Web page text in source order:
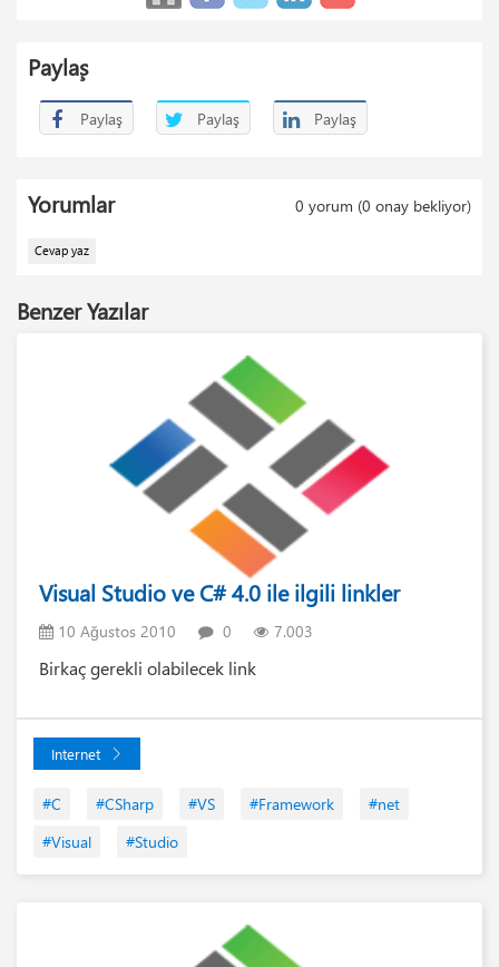
Paylaş
Paylaş Paylaş Paylaş
0 yorum (0 onay bekliyor)
Yorumlar
Cevap yaz
Benzer Yazılar
Visual Studio ve C# 4.0 ile ilgili linkler
10 Ağustos 2010 0 7.003
Birkaç gerekli olabilecek link
Internet
#C #CSharp #VS #Framework
#net
#Visual
#Studio